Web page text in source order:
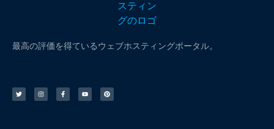
最高の評価を得ているウェブホスティングポータル。